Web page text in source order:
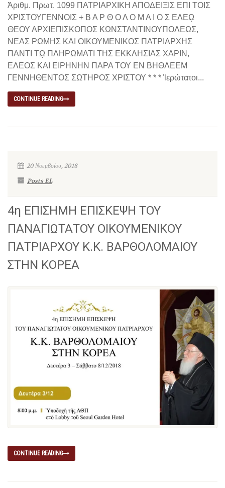
Ἀριθμ. Πρωτ. 1099 ΠΑΤΡΙΑΡΧΙΚΗ ΑΠΟΔΕΙΞΙΣ ΕΠΙ ΤΟΙΣ
ΧΡΙΣΤΟΥΓΕΝΝΟΙΣ + Β Α Ρ Θ Ο Λ Ο Μ Α Ι Ο Σ ΕΛΕῼ
ΘΕΟΥ ΑΡΧΙΕΠΙΣΚΟΠΟΣ ΚΩΝΣΤΑΝΤΙΝΟΥΠΟΛΕΩΣ,
ΝΕΑΣ ΡΩΜΗΣ ΚΑΙ ΟΙΚΟΥΜΕΝΙΚΟΣ ΠΑΤΡΙΑΡΧΗΣ
ΠΑΝΤΙ Τῼ ΠΛΗΡΩΜΑΤΙ ΤΗΣ ΕΚΚΛΗΣΙΑΣ ΧΑΡΙΝ,
ΕΛΕΟΣ ΚΑΙ ΕΙΡΗΝΗΝ ΠΑΡΑ ΤΟΥ ΕΝ ΒΗΘΛΕΕΜ
ΓΕΝΝΗΘΕΝΤΟΣ ΣΩΤΗΡΟΣ ΧΡΙΣΤΟΥ * * * Ἱερώτατοι...
CONTINUE READING
20 Νοεμβρίου, 2018
Posts EL
4η ΕΠΙΣΗΜΗ ΕΠΙΣΚΕΨΗ ΤΟΥ
ΠΑΝΑΓΙΩΤΑΤΟΥ ΟΙΚΟΥΜΕΝΙΚΟΥ
ΠΑΤΡΙΑΡΧΟΥ Κ.Κ. ΒΑΡΘΟΛΟΜΑΙΟΥ
ΣΤΗΝ ΚΟΡΕΑ
CONTINUE READING